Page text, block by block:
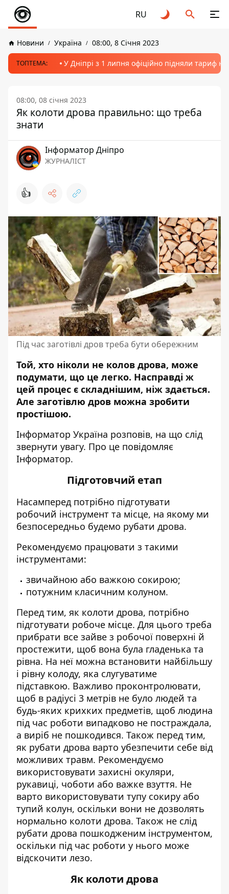
RU
Новини Україна 08:00, 8 Січня 2023
ТОПТЕМА: У Дніпрі з 1 липня офіційно підняли тариф
08:00, 08 січня 2023
Як колоти дрова правильно: що треба
знати
Інформатор Дніпро
ЖУРНАЛІСТ
👍
Під час заготівлі дров треба бути обережним
Той, хто ніколи не колов дрова, може
подумати, що це легко. Насправді ж
цей процес є складнішим, ніж здається.
Але заготівлю дров можна зробити
простішою.
Інформатор Україна розповів, на що слід
звернути увагу. Про це повідомляє
Інформатор.
Підготовчий етап
Насамперед потрібно підготувати
робочий інструмент та місце, на якому ми
безпосередньо будемо рубати дрова.
Рекомендуємо працювати з такими
інструментами:
звичайною або важкою сокирою;
потужним класичним колуном.
​Перед тим, як колоти дрова, потрібно
підготувати робоче місце. Для цього треба
прибрати все зайве з робочої поверхні й
простежити, щоб вона була гладенька та
рівна. На неї можна встановити найбільшу
і рівну колоду, яка слугуватиме
підставкою. Важливо проконтролювати,
щоб в радіусі 3 метрів не було людей та
будь-яких крихких предметів, щоб людина
під час роботи випадково не постраждала,
а виріб не пошкодився. Також перед тим,
як рубати дрова варто убезпечити себе від
можливих травм. Рекомендуємо
використовувати захисні окуляри,
рукавиці, чоботи або важке взуття. Не
варто використовувати тупу сокиру або
тупий колун, оскільки вони не дозволять
нормально колоти дрова. Також не слід
рубати дрова пошкодженим інструментом,
оскільки під час роботи у нього може
відскочити лезо.
Як колоти дрова